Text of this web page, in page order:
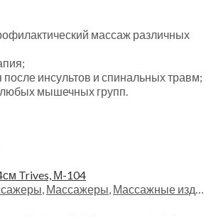
массаж различных
инсультов и спинальных травм;
мышечных групп.
Массажеры Массажные изделия